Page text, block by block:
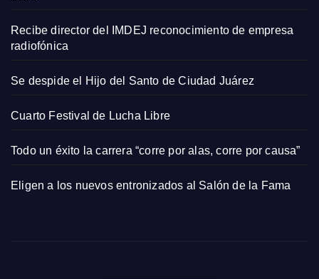
Recibe director del IMDEJ reconocimiento de empresa
radiofónica
Se despide el Hijo del Santo de Ciudad Juárez
Cuarto Festival de Lucha Libre
Todo un éxito la carrera “corre por alas, corre por causa”
Eligen a los nuevos entronizados al Salón de la Fama